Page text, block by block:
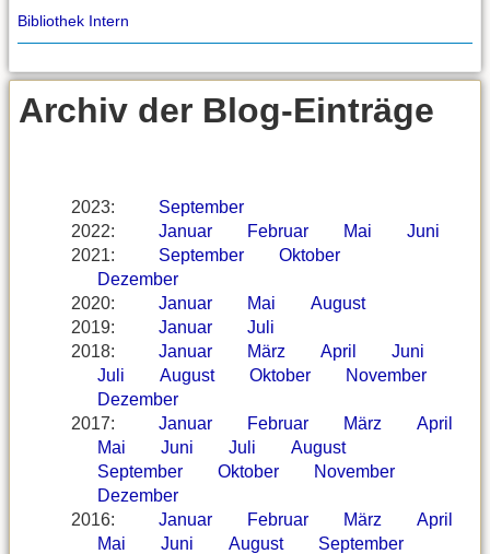
Bibliothek Intern
Archiv der Blog-Einträge
2023:
September
2022: Januar Februar Mai
Juni
2021: September
Oktober
Dezember
2020: Januar Mai
August
2019: Januar
Juli
2018: Januar März April
Juni
Juli
August Oktober
November
Dezember
2017: Januar Februar März
April
Mai
Juni Juli
August
September
Oktober
November
Dezember
2016: Januar Februar März
April
Mai
Juni August
September